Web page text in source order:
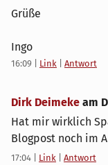
Grüße
Ingo
16:09 Link Antwort
Dirk Deimeke am
Hat mir wirklich
Blogpost noch im
17:04 Link Antwort